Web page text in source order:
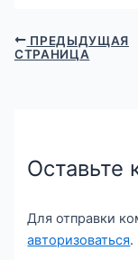
ПРЕДЫДУЩАЯ
СТРАНИЦА
Оставьте
Для отправки
авторизоваться.